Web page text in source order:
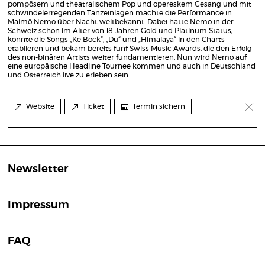
pompösem und theatralischem Pop und opereskem Gesang und mit
schwindelerregenden Tanzeinlagen machte die Performance in
Malmö Nemo über Nacht weltbekannt. Dabei hatte Nemo in der
Schweiz schon im Alter von 18 Jahren Gold und Platinum Status,
konnte die Songs „Ke Bock“, „Du“ und „Himalaya“ in den Charts
etablieren und bekam bereits fünf Swiss Music Awards, die den Erfolg
des non-binären Artists weiter fundamentieren. Nun wird Nemo auf
eine europäische Headline Tournee kommen und auch in Deutschland
und Österreich live zu erleben sein.
Website Ticket Termin sichern
Newsletter
Impressum
FAQ